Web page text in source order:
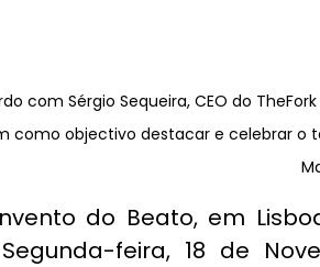
com Sérgio Sequeira, CEO do
como objectivo destacar e celebrar o
do Beato, em
feira, 18 de